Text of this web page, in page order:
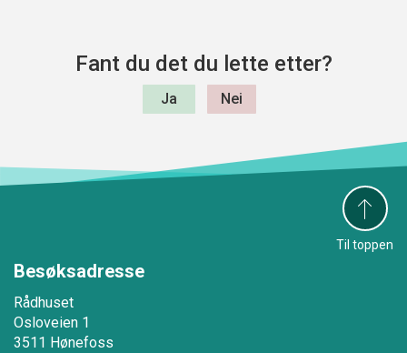
Fant du det du lette etter?
Til toppen
Besøksadresse
Rådhuset
Osloveien 1
3511 Hønefoss